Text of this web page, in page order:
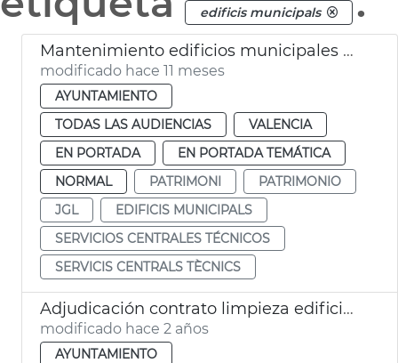
edificis municipals
Mantenimiento edificios municipales 40,8 millones Ayuntamiento València
modificado hace 11 meses
AYUNTAMIENTO
TODAS LAS AUDIENCIAS
VALENCIA
EN PORTADA
EN PORTADA TEMÁTICA
NORMAL
PATRIMONI
PATRIMONIO
JGL
EDIFICIS MUNICIPALS
SERVICIOS CENTRALES TÉCNICOS
SERVICIS CENTRALS TÈCNICS
Adjudicación contrato limpieza edificios municipales
modificado hace 2 años
AYUNTAMIENTO